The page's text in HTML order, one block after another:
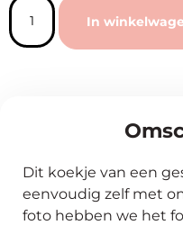
In
Dit koekje van een
eenvoudig zelf met
foto hebben we het